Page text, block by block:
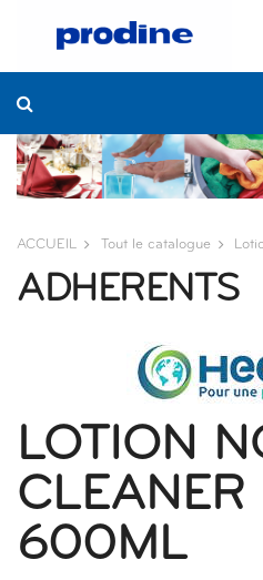
ACCUEIL Tout le catalogue
ADHERENTS
LOTION
CLEANER
600ML